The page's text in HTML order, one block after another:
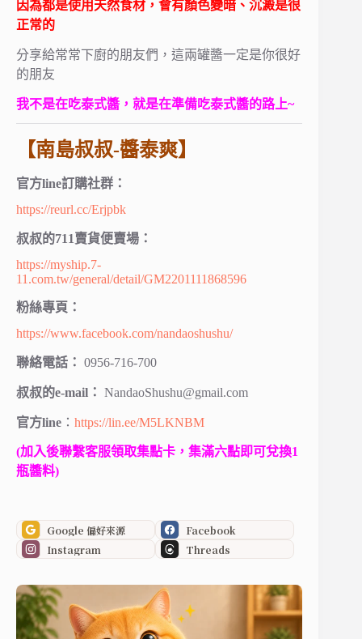
因為都是使用天然食材，會有顏色變暗、沉澱是很
正常的
分享給常常下廚的朋友們，這兩罐醬一定是你很好
的朋友
我不是在吃泰式醬，就是在準備吃泰式醬的路上~
【南島叔叔-醬泰爽】
官方line訂購社群：
https://reurl.cc/Erjpbk
叔叔的711賣貨便賣場：
https://myship.7-
11.com.tw/general/detail/GM2201111868596
粉絲專頁：
https://www.facebook.com/nandaoshushu/
聯絡電話： 0956-716-700
叔叔的e-mail： NandaoShushu@gmail.com
官方line ： https://lin.ee/M5LKNBM
(加入後聯繫客服領取集點卡，集滿六點即可兌換1
瓶醬料)
Google 偏好來源
Facebook
Instagram
Threads